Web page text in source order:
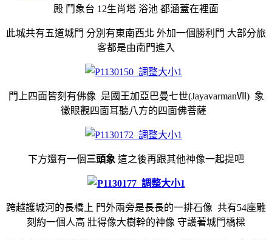
殿 鬥象台 12生肖塔 浴池 都涵蓋在裡面
此城共有五道城門 分別有東南西北 外加一個勝利門 大部分旅
客都是由南門進入
門上四面皆刻有佛像 是國王加亞巴曼七世(JayavarmanⅦ) 象
徵眼觀四面耳聽八方的四面佛菩薩
下方還有一個三頭象 這之後再跟其他神像一起提吧
跨越護城河的長橋上 門外兩旁是長長的一排石像 共有54座雕
刻約一個人高 壯得像大樹幹的神像 守護著城門橋樑